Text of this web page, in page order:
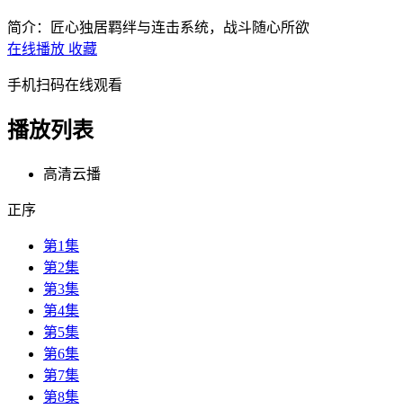
简介：匠心独居羁绊与连击系统，战斗随心所欲
在线播放 收藏
手机扫码在线观看
播放列表
高清云播
正序
第1集
第2集
第3集
第4集
第5集
第6集
第7集
第8集